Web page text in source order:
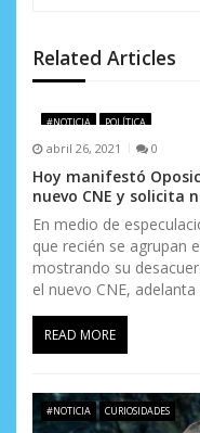
d
e
n
t
r
a
d
s
Related Articles
#NOTICIA POLÍTICA
abril 26, 2021 0
Hoy manifestó
nuevo CNE y solicita
En medio de
que recién se agrupan
mostrando su
el nuevo CNE,
READ MORE
#NOTICIA CURIOSIDADES